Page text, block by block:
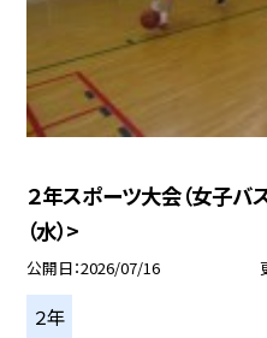
２年スポーツ大会（女子バ
（水）>
公開日 2026/07/16
２年